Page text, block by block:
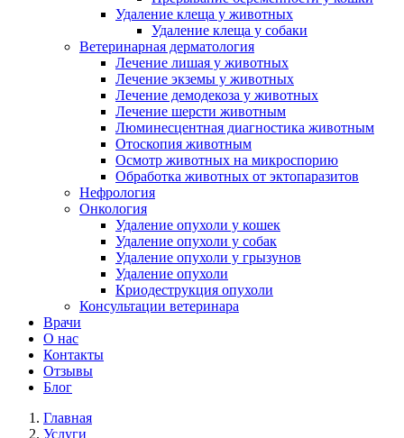
Удаление клеща у животных
Удаление клеща у собаки
Ветеринарная дерматология
Лечение лишая у животных
Лечение экземы у животных
Лечение демодекоза у животных
Лечение шерсти животным
Люминесцентная диагностика животным
Отоскопия животным
Осмотр животных на микроспорию
Обработка животных от эктопаразитов
Нефрология
Онкология
Удаление опухоли у кошек
Удаление опухоли у собак
Удаление опухоли у грызунов
Удаление опухоли
Криодеструкция опухоли
Консультации ветеринара
Врачи
О нас
Контакты
Отзывы
Блог
Главная
Услуги